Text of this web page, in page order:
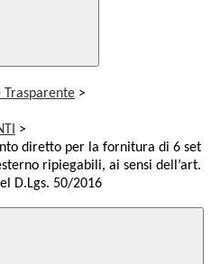
>
>
diretto per la fornitura di 6 set
ripiegabili, ai sensi dell’art.
D.Lgs. 50/2016